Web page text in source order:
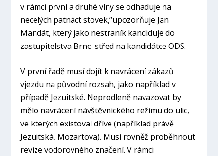
v rámci první a druhé vlny se odhaduje na
necelých patnáct stovek,“upozorňuje Jan
Mandát, který jako nestraník kandiduje do
zastupitelstva Brno-střed na kandidátce ODS.
V první řadě musí dojít k navrácení zákazů
vjezdu na původní rozsah, jako například v
případě Jezuitské. Neprodleně navazovat by
mělo navrácení návštěvnického režimu do ulic,
ve kterých existoval dříve (například právě
Jezuitská, Mozartova). Musí rovněž proběhnout
revize vodorovného značení. V rámci